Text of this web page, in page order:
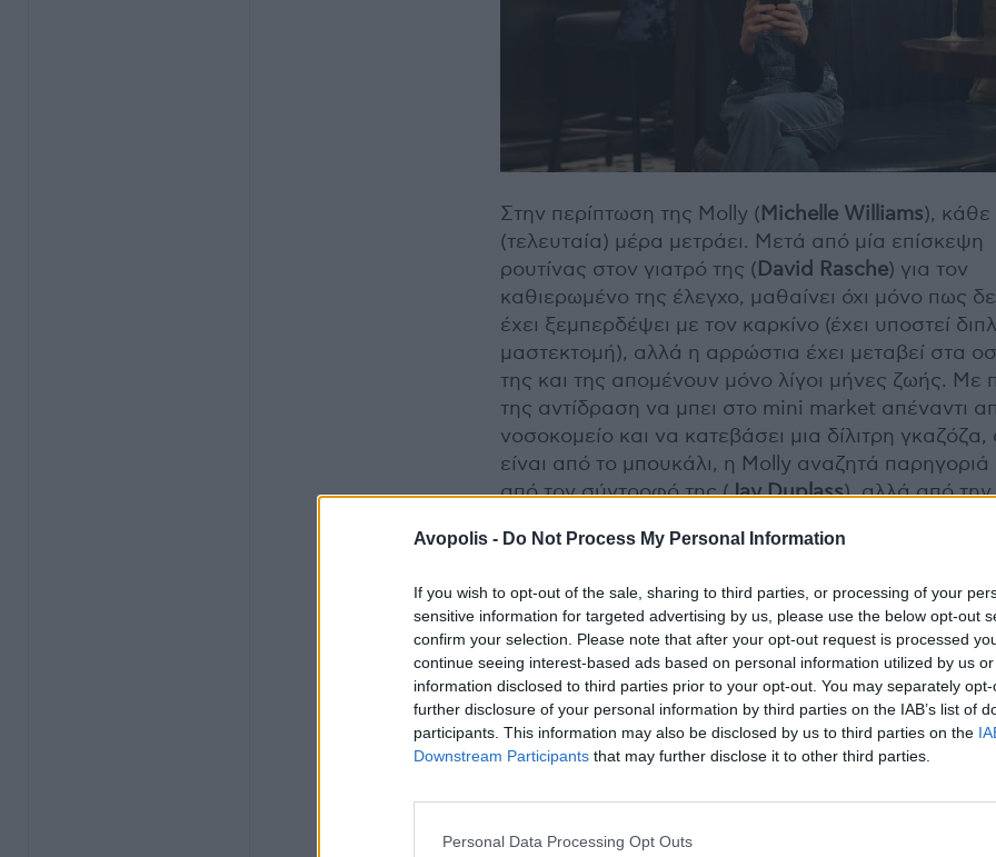
Avopolis - Do Not Process My Personal Information
If you wish to opt-out of the sale, sharing to third parties, or processing of your
sensitive information for targeted advertising by us, please use the below opt-out
confirm your selection. Please note that after your opt-out request is processed
continue seeing interest-based ads based on personal information utilized by us
information disclosed to third parties prior to your opt-out. You may separately
further disclosure of your personal information by third parties on the IAB’s list of
participants. This information may also be disclosed by us to third parties on the
Downstream Participants that may further disclose it to other third parties.
Personal Data Processing Opt Outs
Στην περίπτωση της Molly ( Michelle Williams), κάθε
(τελευταία) μέρα μετράει. Μετά από μία επίσκεψη
ρουτίνας στον γιατρό της ( David Rasche) για τον
καθιερωμένο της έλεγχο, μαθαίνει όχι μόνο πως
έχει ξεμπερδέψει με τον καρκίνο (έχει υποστεί
μαστεκτομή), αλλά η αρρώστια έχει μεταβεί στα
της και της απομένουν μόνο λίγοι μήνες ζωής. Με
της αντίδραση να μπει στο mini market απέναντι
νοσοκομείο και να κατεβάσει μια δίλιτρη
είναι από το μπουκάλι, η Molly αναζητά παρηγοριά
από τον σύντροφό της (Jay Duplass), αλλά από την
σε μια συνειδητοποίηση που θα της αλλάξει τη ζωή
στωικά τη μοίρα της και να επιβιώσει -για όσο-
στον (φροντιστικό αλλά απόμακρο ερωτικά) άντρα
-θέλει να πειραματιστεί σεξουαλικά και να
όλες τις πτυχές της ερωτικής της επιθυμίας. Θέλει
(το)ζήσει.